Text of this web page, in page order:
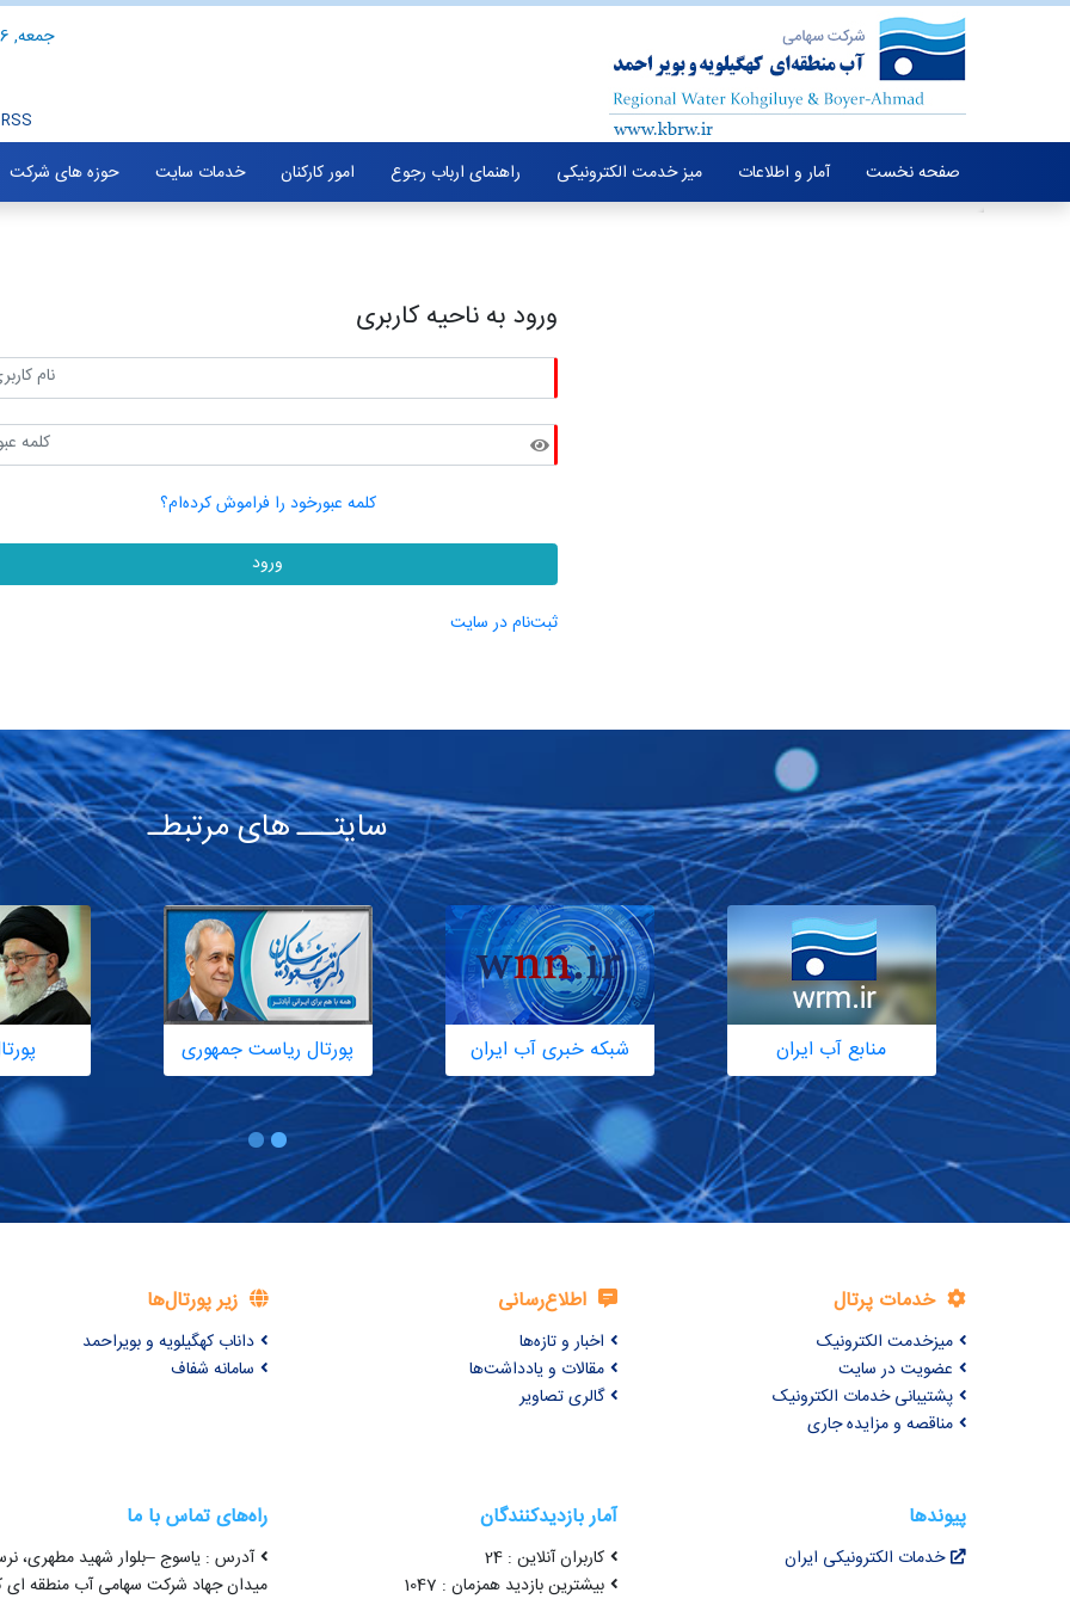
جمعه, 16 مرداد 1405
RSS
صفحه نخست آمار و اطلاعات میز خدمت الکترونیکی راهنمای ارباب رجوع امور کارکنان خدمات سایت حوزه های شرکت
ورود به ناحیه کاربری
کلمه عبورخود را فراموش کرده‌ام؟
ورود
ثبت‌نام در سایت
سایتـــ های مرتبطـ
منابع آب ایران شبکه خبری آب ایران پورتال ریاست جمهوری
خدمات پرتال
میزخدمت الکترونیک
عضویت در سایت
پشتیبانی خدمات الکترونیک
مناقصه و مزایده جاری
اطلاع‌رسانی
اخبار و تازه‌ها
مقالات و یادداشت‌ها
گالری تصاویر
زیر پورتال‌ها
داناب کهگیلویه و بویراحمد
سامانه شفاف
پیوندها
خدمات الکترونیکی ایران
آمار بازدیدکنندگان
کاربران آنلاین : 24
بیشترین بازدید همزمان : 1047
راه‌های تماس با ما
آدرس : یاسوج –بلوار شهید مطهری،
میدان جهاد شرکت سهامی آب منطقه ای